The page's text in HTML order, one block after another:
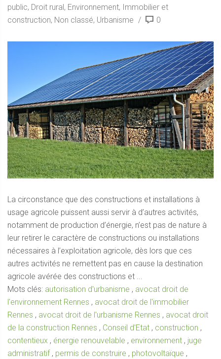
public, Droit rural, Environnement, Immobilier et
construction, Non classé, Urbanisme 0
La circonstance que des constructions et installations à
usage agricole puissent aussi servir à d’autres activités,
notamment de production d’énergie, n’est pas de nature à
leur retirer le caractère de constructions ou installations
nécessaires à l’exploitation agricole, dès lors que ces
autres activités ne remettent pas en cause la destination
agricole avérée des constructions et ...
Mots clés: autorisation d'urbanisme , avocat droit de
l'environnement Rennes , avocat droit de l'immobilier
Rennes , avocat droit de l'urbanisme Rennes , avocat droit
de la construction Rennes , Conseil d'Etat , construction ,
contentieux , énergie renouvelable , environnement , juge
administratif , permis de construire , photovoltaïque ,